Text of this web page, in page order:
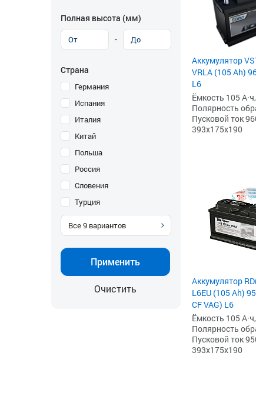
Полная высота (мм)
-
Страна
Германия
Испания
Италия
Китай
Польша
Россия
Словения
Турция
Все9 вариантов
Применить
Очистить
Аккумулятор
VRLA (105 Ah)
L6
Ёмкость 105 А·ч,
Полярность
Пусковой ток
393x175x190
Аккумулятор
L6EU (105 Ah)
CF VAG) L6
Ёмкость 105 А·ч,
Полярность
Пусковой ток
393x175x190